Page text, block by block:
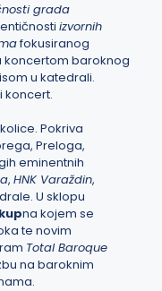
grada
izvornih
fokusiranog
koncertom baroknog
u katedrali.
koncert.
Pokriva
Preloga,
eminentnih
, HNK Varaždin,
U sklopu
na kojem se
te novim
Total Baroque
na baroknim